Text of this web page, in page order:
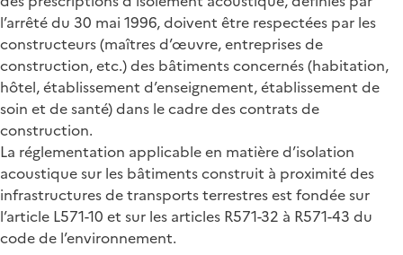
l’arrêté du 30 mai 1996, doivent être respectées par les
constructeurs (maîtres d’œuvre, entreprises de
construction, etc.) des bâtiments concernés (habitation,
hôtel, établissement d’enseignement, établissement de
soin et de santé) dans le cadre des contrats de
construction.
La réglementation applicable en matière d’isolation
acoustique sur les bâtiments construit à proximité des
infrastructures de transports terrestres est fondée sur
l’article L571-10 et sur les articles R571-32 à R571-43 du
code de l’environnement.